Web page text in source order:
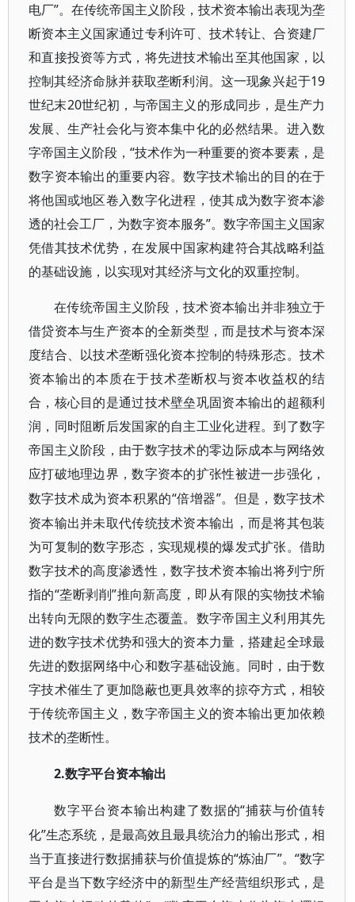
电厂”。在传统帝国主义阶段，技术资本输出表现为垄
断资本主义国家通过专利许可、技术转让、合资建厂
和直接投资等方式，将先进技术输出至其他国家，以
控制其经济命脉并获取垄断利润。这一现象兴起于19
世纪末20世纪初，与帝国主义的形成同步，是生产力
发展、生产社会化与资本集中化的必然结果。进入数
字帝国主义阶段，“技术作为一种重要的资本要素，是
数字资本输出的重要内容。数字技术输出的目的在于
将他国或地区卷入数字化进程，使其成为数字资本渗
透的社会工厂，为数字资本服务”。数字帝国主义国家
凭借其技术优势，在发展中国家构建符合其战略利益
的基础设施，以实现对其经济与文化的双重控制。
在传统帝国主义阶段，技术资本输出并非独立于
借贷资本与生产资本的全新类型，而是技术与资本深
度结合、以技术垄断强化资本控制的特殊形态。技术
资本输出的本质在于技术垄断权与资本收益权的结
合，核心目的是通过技术壁垒巩固资本输出的超额利
润，同时阻断后发国家的自主工业化进程。到了数字
帝国主义阶段，由于数字技术的零边际成本与网络效
应打破地理边界，数字资本的扩张性被进一步强化，
数字技术成为资本积累的“倍增器”。但是，数字技术
资本输出并未取代传统技术资本输出，而是将其包装
为可复制的数字形态，实现规模的爆发式扩张。借助
数字技术的高度渗透性，数字技术资本输出将列宁所
指的“垄断剥削”推向新高度，即从有限的实物技术输
出转向无限的数字生态覆盖。数字帝国主义利用其先
进的数字技术优势和强大的资本力量，搭建起全球最
先进的数据网络中心和数字基础设施。同时，由于数
字技术催生了更加隐蔽也更具效率的掠夺方式，相较
于传统帝国主义，数字帝国主义的资本输出更加依赖
技术的垄断性。
2.数字平台资本输出
数字平台资本输出构建了数据的“捕获与价值转
化”生态系统，是最高效且最具统治力的输出形式，相
当于直接进行数据捕获与价值提炼的“炼油厂”。“数字
平台是当下数字经济中的新型生产经营组织形式，是